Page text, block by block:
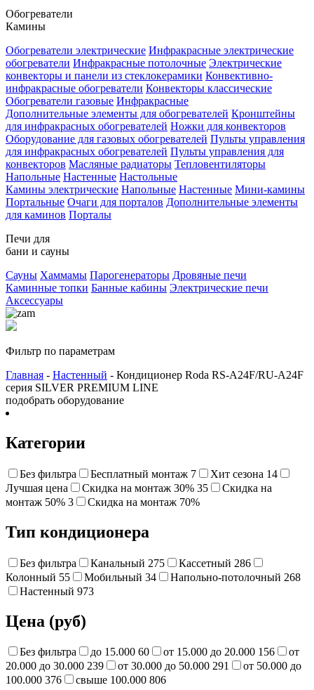
Обогреватели
Камины
Обогреватели электрические Инфракрасные электрические
обогреватели Инфракрасные потолочные Электрические
конвекторы и панели из стеклокерамики Конвективно-
инфракрасные обогреватели Конвекторы классические
Обогреватели газовые Инфракрасные
Дополнительные элементы для обогревателей Кронштейны
для инфракрасных обогревателей Ножки для конвекторов
Оборудование для газовых обогревателей Пульты управления
для инфракрасных обогревателей Пульты управления для
конвекторов Масляные радиаторы Тепловентиляторы
Напольные Настенные Настольные
Камины электрические Напольные Настенные Мини-камины
Портальные Очаги для порталов Дополнительные элементы
для каминов Порталы
Печи для
бани и сауны
Сауны Хаммамы Парогенераторы Дровяные печи
Каминные топки Банные кабины Электрические печи
Аксессуары
Фильтр по параметрам
Главная - Настенный - Кондиционер Roda RS-A24F/RU-A24F
серия SILVER PREMIUM LINE
подобрать оборудование
Категории
Без фильтра Бесплатный монтаж 7 Хит сезона 14
Лучшая цена
Cкидка на монтаж 30% 35
Скидка на
монтаж 50% 3 Cкидка на монтаж 70%
Тип кондиционера
Без фильтра Канальный 275 Кассетный 286
Колонный 55 Мобильный 34 Напольно-потолочный 268
Настенный 973
Цена (руб)
Без фильтра до 15.000 60 от 15.000 до 20.000 156
от
20.000 до 30.000 239 от 30.000 до 50.000 291
от 50.000 до
100.000 376 свыше 100.000 806